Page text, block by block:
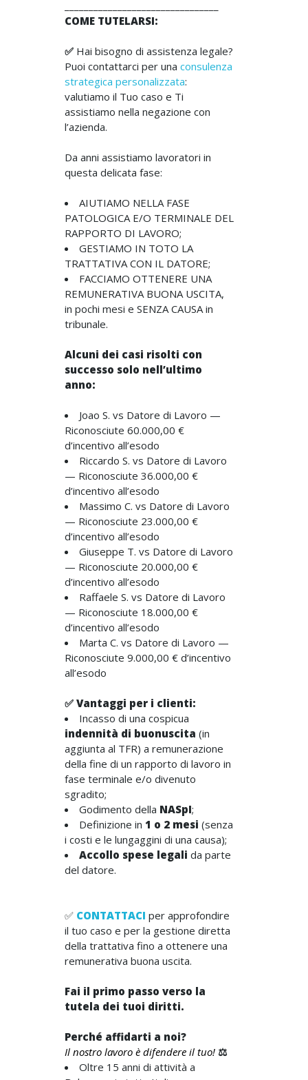
COME TUTELARSI:
✅ Hai bisogno di assistenza legale?
Puoi contattarci per una consulenza
strategica personalizzata:
valutiamo il Tuo caso e Ti
assistiamo nella negazione con
l’azienda.
Da anni assistiamo lavoratori in
questa delicata fase:
AIUTIAMO NELLA FASE
PATOLOGICA E/O TERMINALE DEL
RAPPORTO DI LAVORO;
GESTIAMO IN TOTO LA
TRATTATIVA CON IL DATORE;
FACCIAMO OTTENERE UNA
REMUNERATIVA BUONA USCITA,
in pochi mesi e SENZA CAUSA in
tribunale.
Alcuni dei casi risolti con
successo solo nell’ultimo
anno:
Joao S. vs Datore di Lavoro —
Riconosciute 60.000,00 €
d’incentivo all’esodo
Riccardo S. vs Datore di Lavoro
— Riconosciute 36.000,00 €
d’incentivo all’esodo
Massimo C. vs Datore di Lavoro
— Riconosciute 23.000,00 €
d’incentivo all’esodo
Giuseppe T. vs Datore di Lavoro
— Riconosciute 20.000,00 €
d’incentivo all’esodo
Raffaele S. vs Datore di Lavoro
— Riconosciute 18.000,00 €
d’incentivo all’esodo
Marta C. vs Datore di Lavoro —
Riconosciute 9.000,00 € d’incentivo
all’esodo
✅ Vantaggi per i clienti:
Incasso di una cospicua
indennità di buonuscita (in
aggiunta al TFR) a remunerazione
della fine di un rapporto di lavoro in
fase terminale e/o divenuto
sgradito;
Godimento della NASpI;
Definizione in 1 o 2 mesi (senza
i costi e le lungaggini di una causa);
Accollo spese legali da parte
del datore.
✅ CONTATTACI per approfondire
il tuo caso e per la gestione diretta
della trattativa fino a ottenere una
remunerativa buona uscita.
Fai il primo passo verso la
tutela dei tuoi diritti.
Perché affidarti a noi?
Il nostro lavoro è difendere il tuo! ⚖️
Oltre 15 anni di attività a